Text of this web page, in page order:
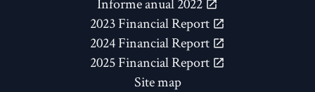
Informe anual 2022
2023 Financial Report
2024 Financial Report
2025 Financial Report
Site map